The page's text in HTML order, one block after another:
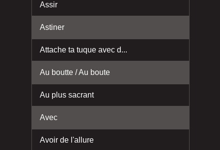
Assir
Astiner
Attache ta tuque avec d...
Au boutte / Au boute
Au plus sacrant
Avec
Avoir de l'allure